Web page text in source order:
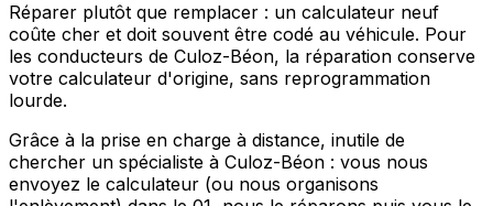
Réparer plutôt que remplacer : un calculateur neuf
coûte cher et doit souvent être codé au véhicule. Pour
les conducteurs de Culoz-Béon, la réparation conserve
votre calculateur d'origine, sans reprogrammation
lourde.
Grâce à la prise en charge à distance, inutile de
chercher un spécialiste à Culoz-Béon : vous nous
envoyez le calculateur (ou nous organisons